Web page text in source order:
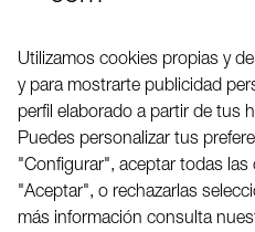
Twitter
LinkedIN
2026 ©
Utilizamos cookies propias y
y para mostrarte publicidad
perfil elaborado a partir de tus
Puedes personalizar tus
"Configurar", aceptar todas
"Aceptar", o rechazarlas
más información consulta